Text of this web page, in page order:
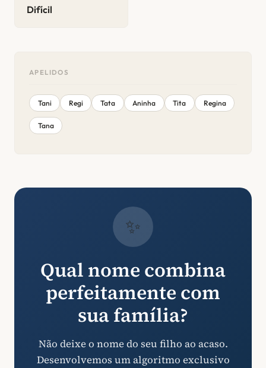
Difícil
APELIDOS
Tani Regi Tata Aninha Tita Regina
Tana
✨
Qual nome combina
perfeitamente com
sua família?
Não deixe o nome do seu filho ao acaso.
Desenvolvemos um algoritmo exclusivo